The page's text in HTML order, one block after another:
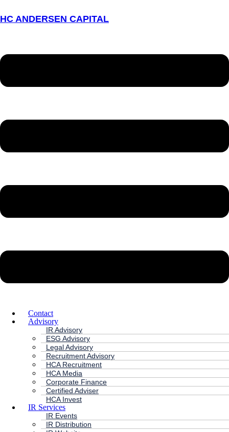
HC ANDERSEN CAPITAL
Contact
Advisory
IR Advisory
ESG Advisory
Legal Advisory
Recruitment Advisory
HCA Recruitment
HCA Media
Corporate Finance
Certified Adviser
HCA Invest
IR Services
IR Events
IR Distribution